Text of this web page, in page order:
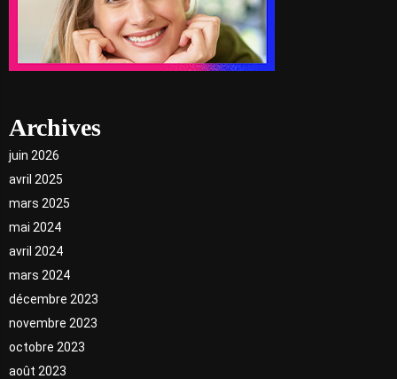
Archives
juin 2026
avril 2025
mars 2025
mai 2024
avril 2024
mars 2024
décembre 2023
novembre 2023
octobre 2023
août 2023